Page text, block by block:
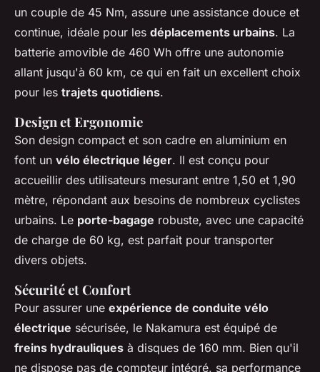
un couple de 45 Nm, assure une assistance douce et
continue, idéale pour les déplacements urbains. La
batterie amovible de 460 Wh offre une autonomie
allant jusqu'à 60 km, ce qui en fait un excellent choix
pour les trajets quotidiens.
Design et Ergonomie
Son design compact et son cadre en aluminium en
font un vélo électrique léger. Il est conçu pour
accueillir des utilisateurs mesurant entre 1,50 et 1,90
mètre, répondant aux besoins de nombreux cyclistes
urbains. Le porte-bagage robuste, avec une capacité
de charge de 60 kg, est parfait pour transporter
divers objets.
Sécurité et Confort
Pour assurer une expérience de conduite vélo
électrique sécurisée, le Nakamura est équipé de
freins hydrauliques à disques de 160 mm. Bien qu'il
ne dispose pas de compteur intégré, sa performance